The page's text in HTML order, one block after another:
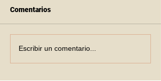
Comentarios
Escribir un comentario...